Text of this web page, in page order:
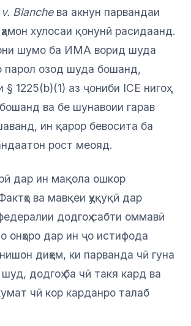
Blancheва акнун парвандаи
хулосаи қонунӣ расидаанд.
шумо ба ИМА ворид шуда
парол озод шуда бошанд,
1225(b)(1) аз ҷониби ICE нигоҳ
ва бе шунавоии гарав
ин қарор бевосита ба
рост меояд.
дар ин мақола ошкор
ва мавқеи ҳуқуқӣ дар
додгоҳ сабти оммавӣ
онҳоро дар ин ҷо истифода
диҳем, ки парванда чӣ гуна
додгоҳ ба чӣ такя кард ва
чӣ кор карданро талаб